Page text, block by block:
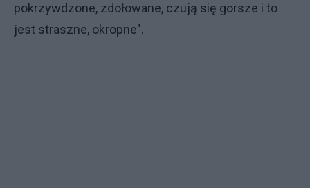
pokrzywdzone, zdołowane, czują się gorsze i to
jest straszne, okropne".